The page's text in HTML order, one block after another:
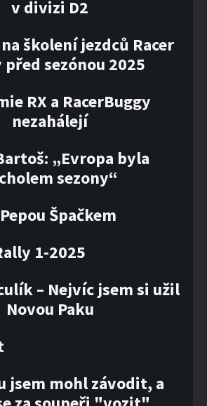
v divizi D2
školení jezdců Racer
před sezónou 2025
RX a RacerBuggy
nezahálejí
„Evropa byla
sezony“
Špačkem
1-2025
– Nejvíc jsem si užil
Novou Paku
jsem mohl závodit, a